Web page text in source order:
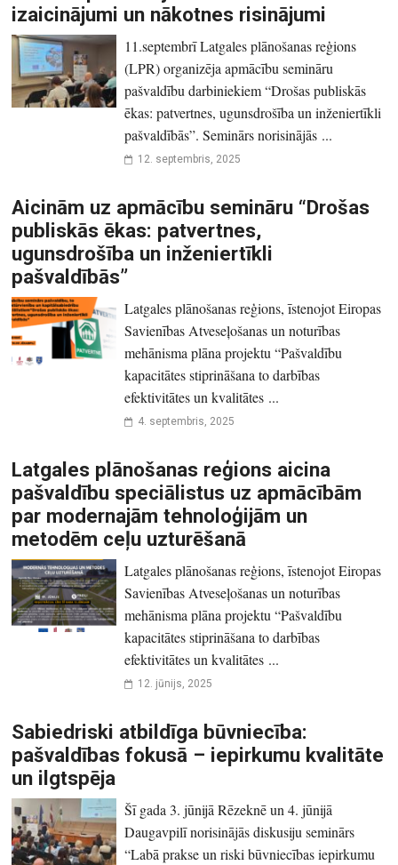
izaicinājumi un nākotnes risinājumi
11.septembrī Latgales plānošanas reģions
(LPR) organizēja apmācību semināru
pašvaldību darbiniekiem “Drošas publiskās
ēkas: patvertnes, ugunsdrošība un inženiertīkli
pašvaldībās”. Seminārs norisinājās ...
12. septembris, 2025
Aicinām uz apmācību semināru “Drošas
publiskās ēkas: patvertnes,
ugunsdrošība un inženiertīkli
pašvaldībās”
Latgales plānošanas reģions, īstenojot Eiropas
Savienības Atveseļošanas un noturības
mehānisma plāna projektu “Pašvaldību
kapacitātes stiprināšana to darbības
efektivitātes un kvalitātes ...
4. septembris, 2025
Latgales plānošanas reģions aicina
pašvaldību speciālistus uz apmācībām
par modernajām tehnoloģijām un
metodēm ceļu uzturēšanā
Latgales plānošanas reģions, īstenojot Eiropas
Savienības Atveseļošanas un noturības
mehānisma plāna projektu “Pašvaldību
kapacitātes stiprināšana to darbības
efektivitātes un kvalitātes ...
12. jūnijs, 2025
Sabiedriski atbildīga būvniecība:
pašvaldības fokusā – iepirkumu kvalitāte
un ilgtspēja
Šī gada 3. jūnijā Rēzeknē un 4. jūnijā
Daugavpilī norisinājās diskusiju seminārs
“Labā prakse un riski būvniecības iepirkumu